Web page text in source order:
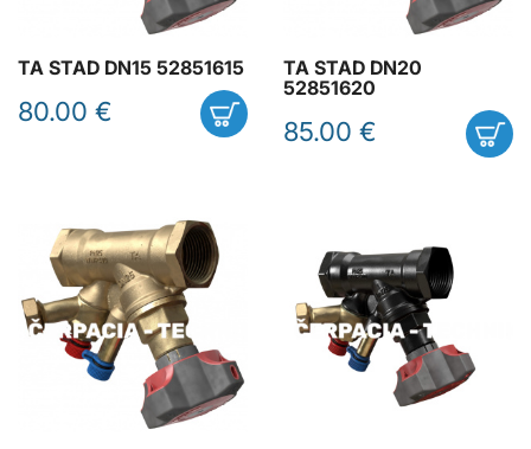
TA STAD DN15 52851615
80.00 €
TA STAD DN20
52851620
85.00 €